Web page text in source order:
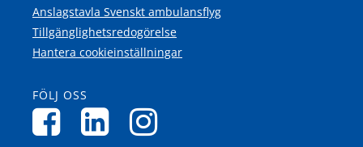
Anslagstavla Svenskt ambulansflyg
Tillgänglighetsredogörelse
Hantera cookieinställningar
FÖLJ OSS